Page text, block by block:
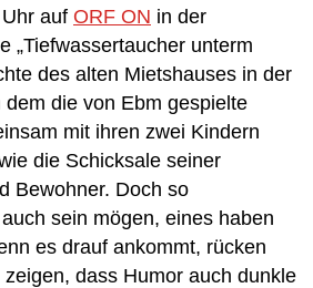
auf ORF ON in der
„Tiefwassertaucher unterm
des alten Mietshauses in der
die von Ebm gespielte
mit ihren zwei Kindern
die Schicksale seiner
Bewohner. Doch so
sein mögen, eines haben
es drauf ankommt, rücken
dass Humor auch dunkle